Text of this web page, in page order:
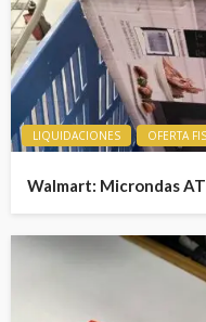
LIQUIDACIONES OFERTA
Walmart: Microndas